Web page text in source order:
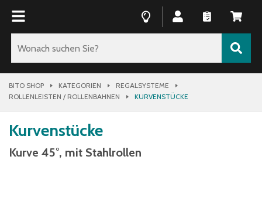
BITO SHOP KATEGORIEN
REGALSYSTEME
ROLLENLEISTEN / ROLLENBAHNEN
KURVENSTÜCKE
Kurvenstücke
Kurve 45°, mit Stahlrollen